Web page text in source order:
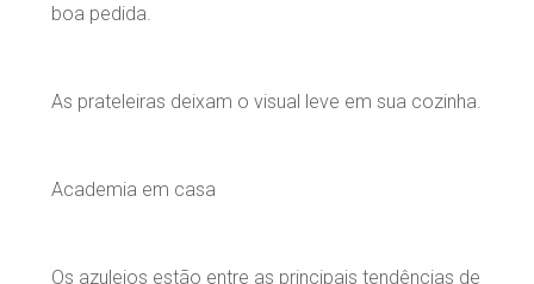
boa pedida.
As prateleiras deixam o visual leve em sua cozinha.
Academia em casa
Os azulejos estão entre as principais tendências de